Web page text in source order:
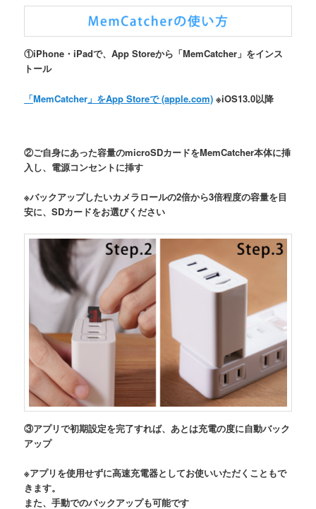
①iPhone・iPadで、App Storeから「MemCatcher」をインス
トール
「MemCatcher 」をApp Storeで (apple.com) ※iOS13.0以降
②ご自身にあった容量のmicroSDカードをMemCatcher本体に挿
入し、電源コンセントに挿す
※バックアップしたいカメラロールの2倍から3倍程度の容量を目
安に、SDカードをお選びください
③アプリで初期設定を完了すれば、あとは充電の度に自動バック
アップ
※アプリを使用せずに高速充電器としてお使いいただくこともで
きます。
また、手動でのバックアップも可能です